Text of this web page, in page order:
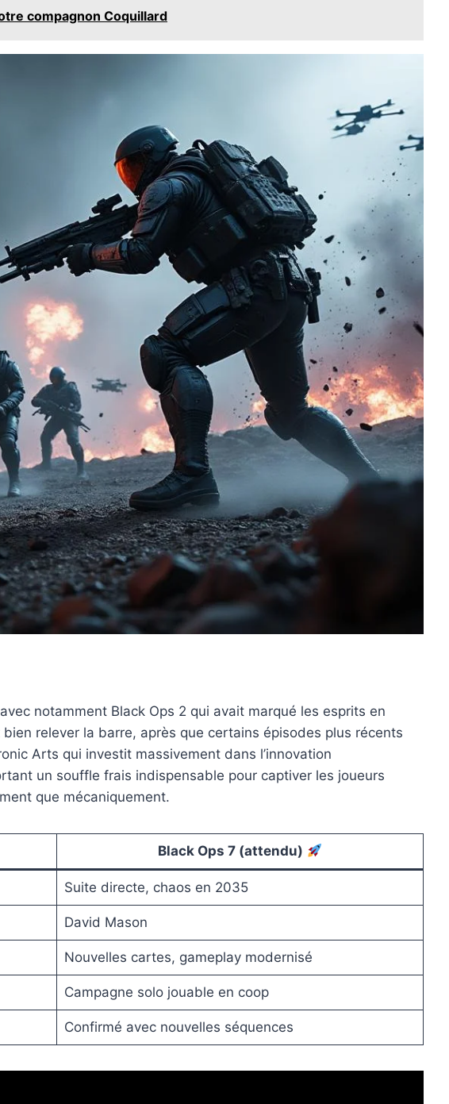
compagnon Coquillard
notamment Black Ops 2 qui avait marqué les esprits en
relever la barre, après que certains épisodes plus récents
Arts qui investit massivement dans l’innovation
un souffle frais indispensable pour captiver les joueurs
que mécaniquement.
Black Ops 7 (attendu)
Suite directe, chaos en 2035
David Mason
Nouvelles cartes, gameplay modernisé
Campagne solo jouable en coop
Confirmé avec nouvelles séquences